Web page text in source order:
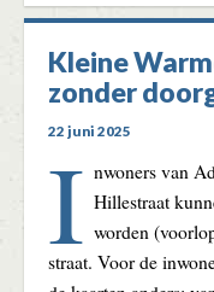
Kleine
zonder
22 juni 2025
I nwoners van
Hillestraat
worden
straat. Voor de